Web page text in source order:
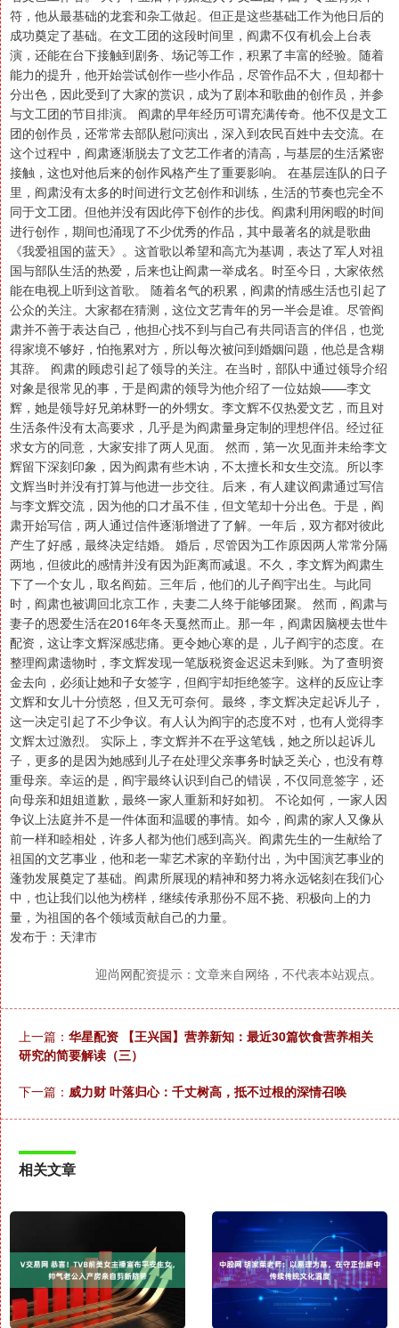
符，他从最基础的龙套和杂工做起。但正是这些基础工作为他日后的
成功奠定了基础。在文工团的这段时间里，阎肃不仅有机会上台表
演，还能在台下接触到剧务、场记等工作，积累了丰富的经验。随着
能力的提升，他开始尝试创作一些小作品，尽管作品不大，但却都十
分出色，因此受到了大家的赏识，成为了剧本和歌曲的创作员，并参
与文工团的节目排演。 阎肃的早年经历可谓充满传奇。他不仅是文工
团的创作员，还常常去部队慰问演出，深入到农民百姓中去交流。在
这个过程中，阎肃逐渐脱去了文艺工作者的清高，与基层的生活紧密
接触，这也对他后来的创作风格产生了重要影响。 在基层连队的日子
里，阎肃没有太多的时间进行文艺创作和训练，生活的节奏也完全不
同于文工团。但他并没有因此停下创作的步伐。阎肃利用闲暇的时间
进行创作，期间也涌现了不少优秀的作品，其中最著名的就是歌曲
《我爱祖国的蓝天》。这首歌以希望和高亢为基调，表达了军人对祖
国与部队生活的热爱，后来也让阎肃一举成名。时至今日，大家依然
能在电视上听到这首歌。 随着名气的积累，阎肃的情感生活也引起了
公众的关注。大家都在猜测，这位文艺青年的另一半会是谁。尽管阎
肃并不善于表达自己，他担心找不到与自己有共同语言的伴侣，也觉
得家境不够好，怕拖累对方，所以每次被问到婚姻问题，他总是含糊
其辞。 阎肃的顾虑引起了领导的关注。在当时，部队中通过领导介绍
对象是很常见的事，于是阎肃的领导为他介绍了一位姑娘——李文
辉，她是领导好兄弟林野一的外甥女。李文辉不仅热爱文艺，而且对
生活条件没有太高要求，几乎是为阎肃量身定制的理想伴侣。经过征
求女方的同意，大家安排了两人见面。 然而，第一次见面并未给李文
辉留下深刻印象，因为阎肃有些木讷，不太擅长和女生交流。所以李
文辉当时并没有打算与他进一步交往。后来，有人建议阎肃通过写信
与李文辉交流，因为他的口才虽不佳，但文笔却十分出色。于是，阎
肃开始写信，两人通过信件逐渐增进了了解。一年后，双方都对彼此
产生了好感，最终决定结婚。 婚后，尽管因为工作原因两人常常分隔
两地，但彼此的感情并没有因为距离而减退。不久，李文辉为阎肃生
下了一个女儿，取名阎茹。三年后，他们的儿子阎宇出生。与此同
时，阎肃也被调回北京工作，夫妻二人终于能够团聚。 然而，阎肃与
妻子的恩爱生活在2016年冬天戛然而止。那一年，阎肃因脑梗去世牛
配资，这让李文辉深感悲痛。更令她心寒的是，儿子阎宇的态度。在
整理阎肃遗物时，李文辉发现一笔版税资金迟迟未到账。为了查明资
金去向，必须让她和子女签字，但阎宇却拒绝签字。这样的反应让李
文辉和女儿十分愤怒，但又无可奈何。最终，李文辉决定起诉儿子，
这一决定引起了不少争议。有人认为阎宇的态度不对，也有人觉得李
文辉太过激烈。 实际上，李文辉并不在乎这笔钱，她之所以起诉儿
子，更多的是因为她感到儿子在处理父亲事务时缺乏关心，也没有尊
重母亲。幸运的是，阎宇最终认识到自己的错误，不仅同意签字，还
向母亲和姐姐道歉，最终一家人重新和好如初。 不论如何，一家人因
争议上法庭并不是一件体面和温暖的事情。如今，阎肃的家人又像从
前一样和睦相处，许多人都为他们感到高兴。阎肃先生的一生献给了
祖国的文艺事业，他和老一辈艺术家的辛勤付出，为中国演艺事业的
蓬勃发展奠定了基础。阎肃所展现的精神和努力将永远铭刻在我们心
中，也让我们以他为榜样，继续传承那份不屈不挠、积极向上的力
量，为祖国的各个领域贡献自己的力量。
发布于：天津市
迎尚网配资提示：文章来自网络，不代表本站观点。
上一篇： 华星配资 【王兴国】营养新知：最近30篇饮食营养相关
研究的简要解读（三）
下一篇： 威力财 叶落归心：千丈树高，抵不过根的深情召唤
相关文章